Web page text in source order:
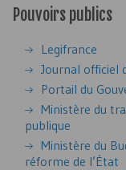
Pouvoirs publics
Legifrance
Journal officiel
Portail du
Ministère du
publique
Ministère du
réforme de l’État